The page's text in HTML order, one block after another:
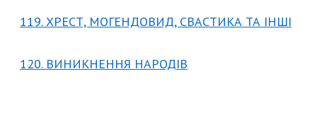
119. ХРЕСТ, МОГЕНДОВИД, СВАСТИКА ТА ІНШІ
120. ВИНИКНЕННЯ НАРОДІВ